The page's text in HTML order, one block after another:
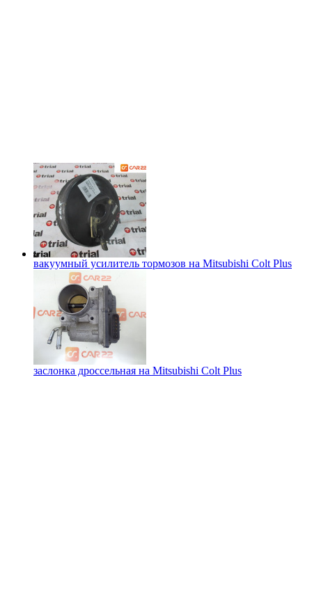
вакуумный усилитель тормозов на Mitsubishi Colt Plus
заслонка дроссельная на Mitsubishi Colt Plus